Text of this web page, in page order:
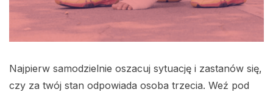
Najpierw samodzielnie oszacuj sytuację i zastanów się,
czy za twój stan odpowiada osoba trzecia. Weź pod